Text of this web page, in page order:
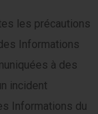
les précautions
Informations
à des
incident
Informations du